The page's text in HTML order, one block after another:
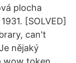
plocha
[SOLVED]
can't
nějaký